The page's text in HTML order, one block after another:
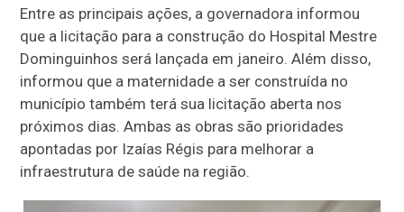
Entre as principais ações, a governadora informou
que a licitação para a construção do Hospital Mestre
Dominguinhos será lançada em janeiro. Além disso,
informou que a maternidade a ser construída no
município também terá sua licitação aberta nos
próximos dias. Ambas as obras são prioridades
apontadas por Izaías Régis para melhorar a
infraestrutura de saúde na região.